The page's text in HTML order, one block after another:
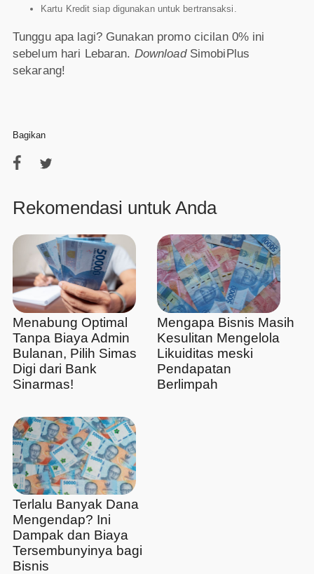
Kartu Kredit siap digunakan untuk bertransaksi.
Tunggu apa lagi? Gunakan promo cicilan 0% ini
sebelum hari Lebaran. Download SimobiPlus
sekarang!
Bagikan
Rekomendasi untuk Anda
Menabung Optimal
Tanpa Biaya Admin
Bulanan, Pilih Simas
Digi dari Bank
Sinarmas!
Mengapa Bisnis Masih
Kesulitan Mengelola
Likuiditas meski
Pendapatan
Berlimpah
Terlalu Banyak Dana
Mengendap? Ini
Dampak dan Biaya
Tersembunyinya bagi
Bisnis